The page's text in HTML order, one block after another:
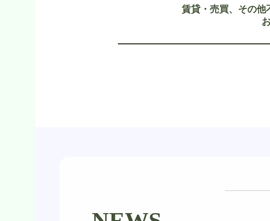
賃貸・売買、その他